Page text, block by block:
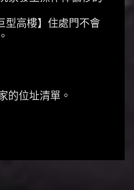
型高樓】住處門不會
的位址清單。